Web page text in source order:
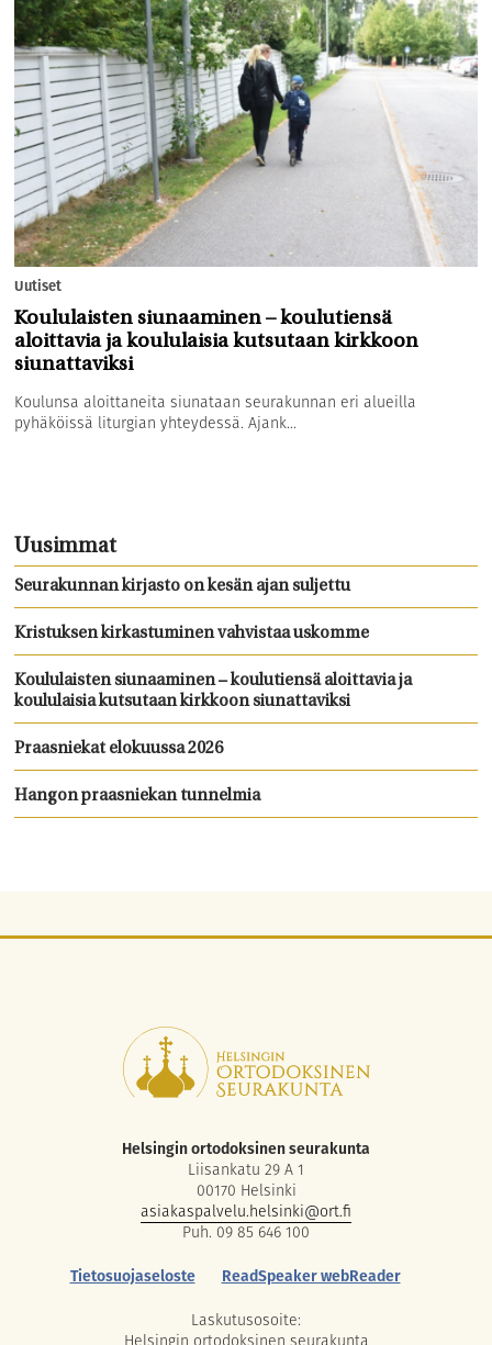
Uutiset
Koululaisten siunaaminen – koulutiensä
aloittavia ja koululaisia kutsutaan kirkkoon
siunattaviksi
Koulunsa aloittaneita siunataan seurakunnan eri alueilla
pyhäköissä liturgian yhteydessä. Ajank...
Uusimmat
Seurakunnan kirjasto on kesän ajan suljettu
Kristuksen kirkastuminen vahvistaa uskomme
Koululaisten siunaaminen – koulutiensä aloittavia ja
koululaisia kutsutaan kirkkoon siunattaviksi
Praasniekat elokuussa 2026
Hangon praasniekan tunnelmia
Helsingin ortodoksinen seurakunta
Liisankatu 29 A 1
00170 Helsinki
asiakaspalvelu.helsinki@ort.fi
Puh. 09 85 646 100
Tietosuojaseloste
ReadSpeaker webReader
Laskutusosoite: